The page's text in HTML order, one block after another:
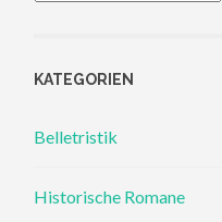
KATEGORIEN
Belletristik
Historische Romane